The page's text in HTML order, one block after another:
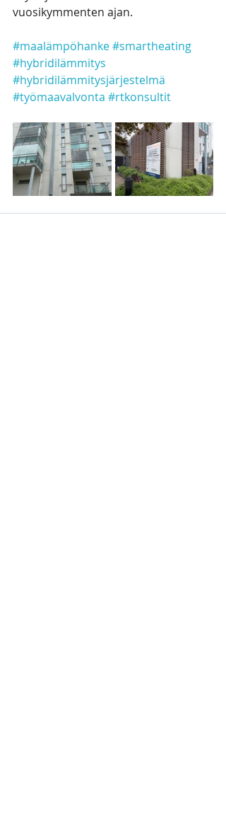
vuosikymmenten ajan.
#maalämpöhanke#smartheating
#hybridilämmitys
#hybridilämmitysjärjestelmä
#työmaavalvonta #rtkonsultit